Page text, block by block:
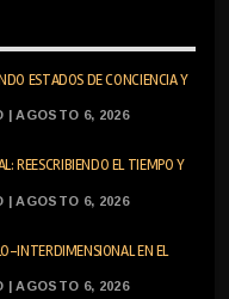
ESTADOS DE CONCIENCIA Y
| AGOSTO 6, 2026
REESCRIBIENDO EL TIEMPO Y
| AGOSTO 6, 2026
INTERDIMENSIONAL EN EL
| AGOSTO 6, 2026